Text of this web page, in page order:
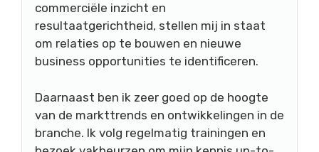
commerciële inzicht en
resultaatgerichtheid, stellen mij in staat
om relaties op te bouwen en nieuwe
business opportunities te identificeren.
Daarnaast ben ik zeer goed op de hoogte
van de markttrends en ontwikkelingen in de
branche. Ik volg regelmatig trainingen en